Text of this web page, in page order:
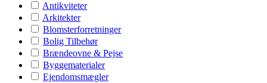
Antikviteter
Arkitekter
Blomsterforretninger
Bolig Tilbehør
Brændeovne & Pejse
Byggematerialer
Ejendomsmægler